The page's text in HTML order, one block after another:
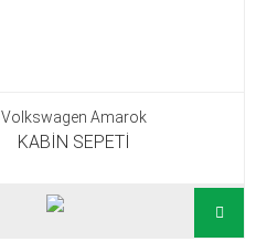
Volkswagen Amarok
KABİN SEPETİ